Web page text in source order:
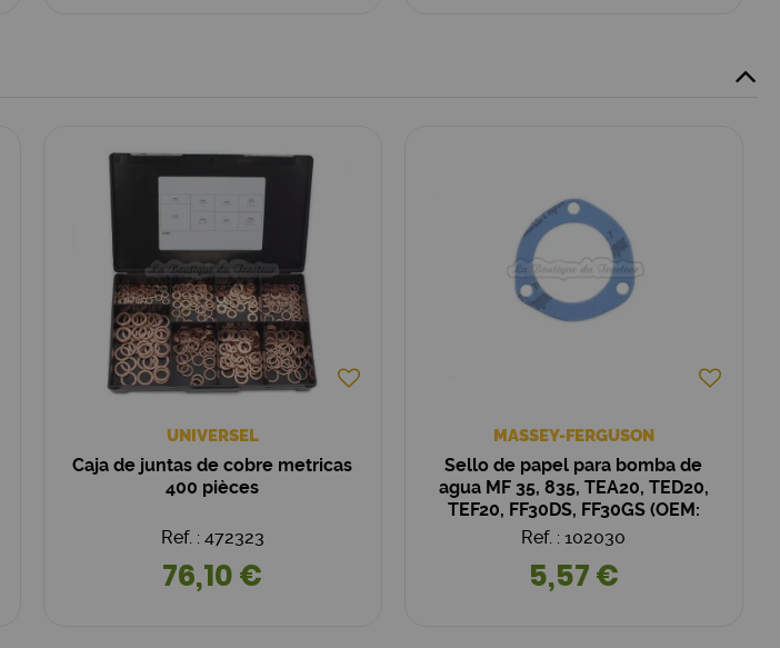
UNIVERSEL
Caja de juntas de cobre metricas
400 pièces
Ref. : 472323
76,10 €
MASSEY-FERGUSON
Sello de papel para bomba de
agua MF 35, 835, TEA20, TED20,
TEF20, FF30DS, FF30GS (OEM:
8251414M1)
Ref. : 102030
5,57 €